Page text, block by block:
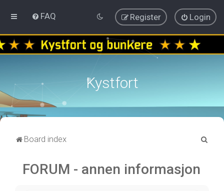
FAQ Login
Register
Kystfort
Board index
FORUM - annen informasjon